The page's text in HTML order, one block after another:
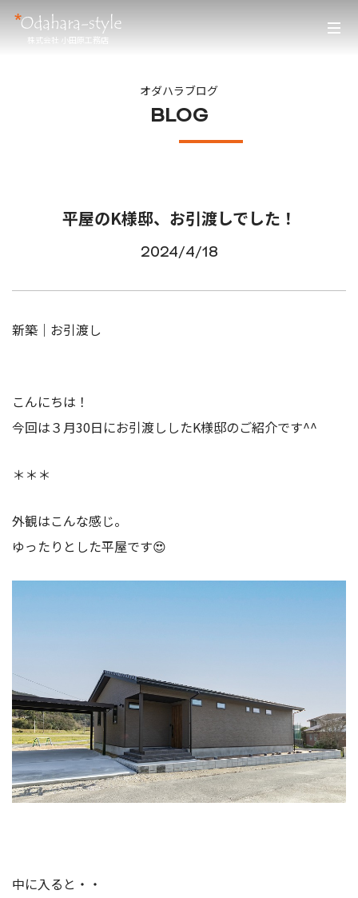
株式会社 小田原工務店
オダハラブログ
BLOG
平屋のK様邸、お引渡しでした！
2024/4/18
新築｜お引渡し
こんにちは！
今回は３月30日にお引渡ししたK様邸のご紹介です^^
＊＊＊
外観はこんな感じ。
ゆったりとした平屋です😍
中に入ると・・